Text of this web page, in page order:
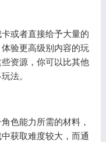
或者直接给予大量的
验更高级别内容的玩
资源，你可以比其他
法。
色能力所需的材料，
获取难度较大，而通